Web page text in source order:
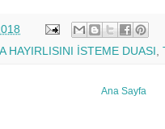
HAYIRLISINI İSTEME DUASI
Ana Sayfa